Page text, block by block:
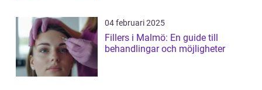
04 februari 2025
Fillers i Malmö: En guide till
behandlingar och möjligheter